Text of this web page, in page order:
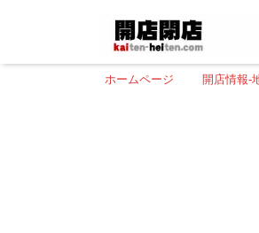
ホームページ 開店情報-